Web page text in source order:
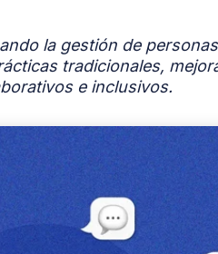
la gestión de
tradicionales,
e inclusivos.